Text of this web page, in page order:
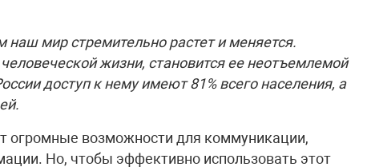
мир стремительно растет и меняется.
жизни, становится ее неотъемлемой
доступ к нему имеют 81% всего населения, а
огромные возможности для коммуникации,
Но, чтобы эффективно использовать этот